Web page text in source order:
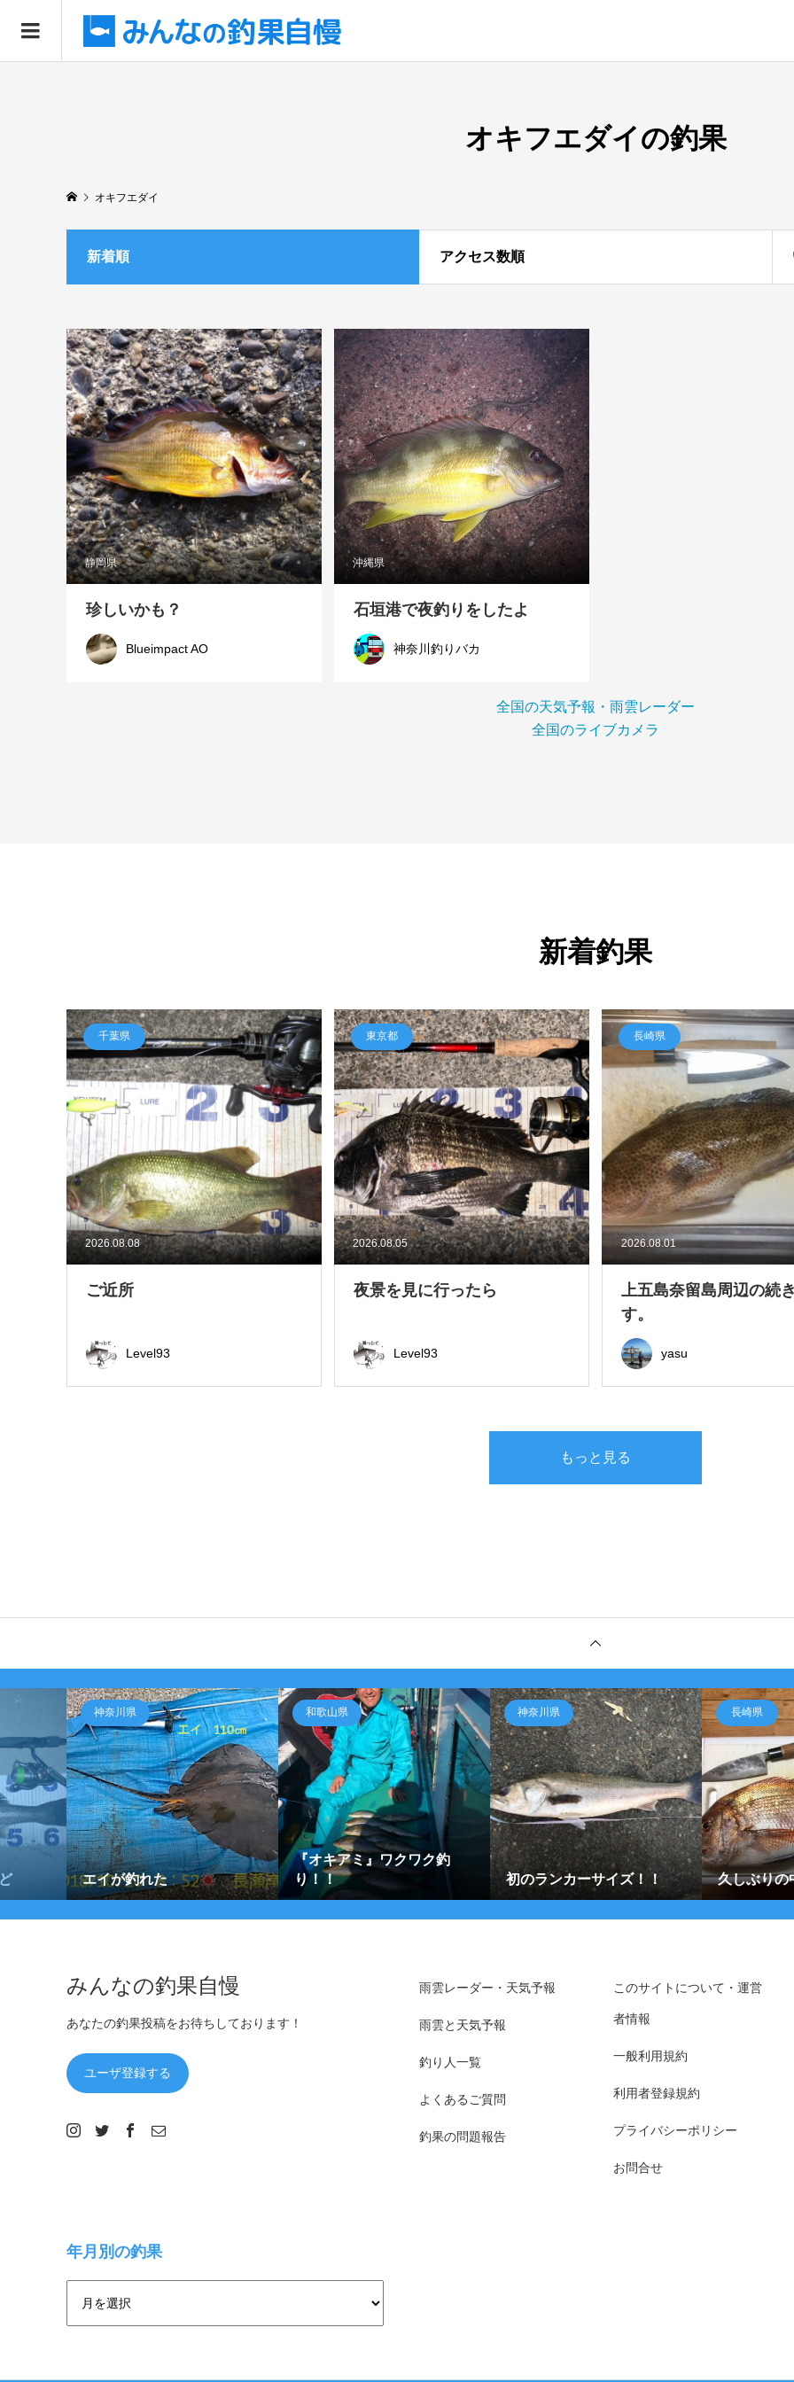
オキフエダイの釣果
オキフエダイ
新着順 アクセス数順
静岡県
珍しいかも？
Blueimpact AO
沖縄県
石垣港で夜釣りをしたよ
神奈川釣りバカ
全国の天気予報・雨雲レーダー
全国のライブカメラ
新着釣果
2026.08.08
千葉県
ご近所
Level93
2026.08.05
東京都
夜景を見に行ったら
Level93
2026.08.01
長崎県
上五島奈留島周辺の続
す。
yasu
もっと見る
神奈川県
エイが釣れた
和歌山県
『オキアミ』ワクワク釣
り！！
神奈川県
初のランカーサイズ！！
長崎県
久しぶりの
みんなの釣果自慢
あなたの釣果投稿をお待ちしております！
ユーザ登録する
雨雲レーダー・天気予報
雨雲と天気予報
釣り人一覧
よくあるご質問
釣果の問題報告
このサイトについて・運営
者情報
一般利用規約
利用者登録規約
プライバシーポリシー
お問合せ
年月別の釣果